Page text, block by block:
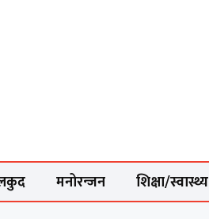
मनोरन्जन शिक्षा/स्वास्थ्य